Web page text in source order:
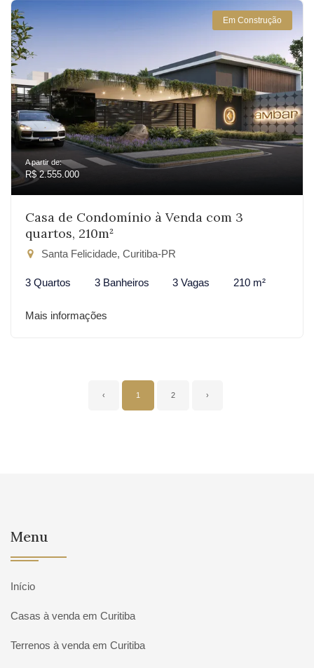
Em Construção
A partir de:
R$ 2.555.000
Casa de Condomínio à Venda com 3
quartos, 210m²
Santa Felicidade, Curitiba-PR
3 Quartos 3 Banheiros 3 Vagas 210 m²
Mais informações
‹ 1 2 ›
Menu
Início
Casas à venda em Curitiba
Terrenos à venda em Curitiba